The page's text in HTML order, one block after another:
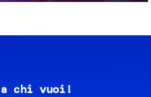
chi vuoi!